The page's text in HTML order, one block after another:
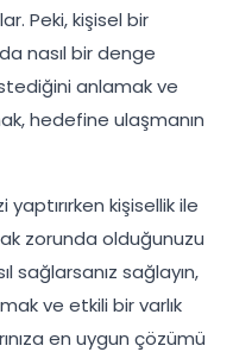
Peki, kişisel bir
nasıl bir denge
anlamak ve
hedefine ulaşmanın
kişisellik ile
zorunda olduğunuzu
sağlarsanız sağlayın,
ve etkili bir varlık
en uygun çözümü